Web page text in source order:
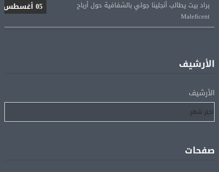
Maleficent
لإتمام انتقاله إلى طرابزون سبور
05 أغسطس
رسميًا.. انطلاق الدورى الممتاز 21 أغسطس.. وقمة الزمالك
الأرشيف
الأرشيف
صفحات